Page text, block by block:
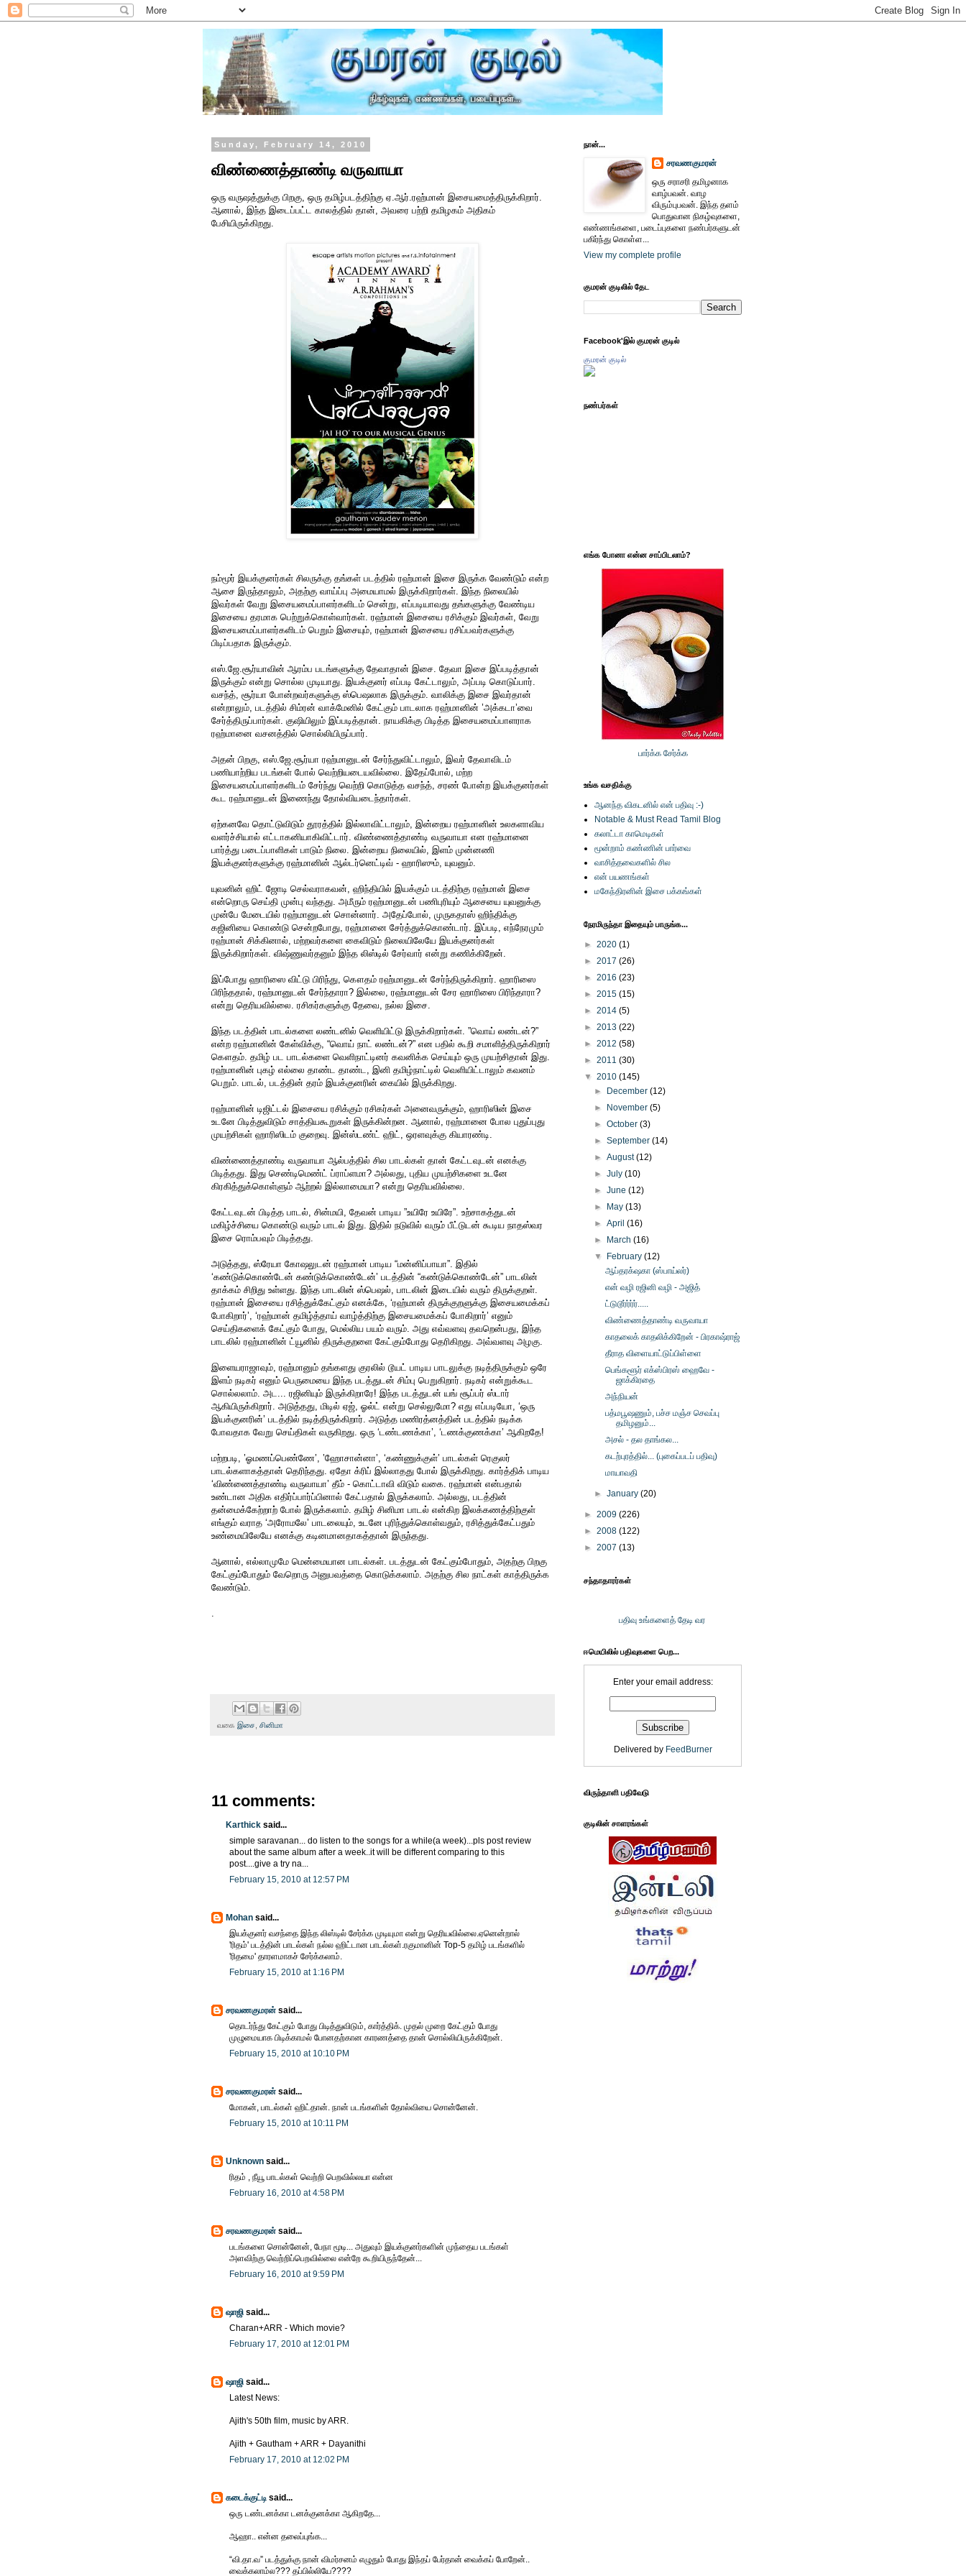
Sunday, February 14, 2010
விண்ணைத்தாண்டி வருவாயா
ஒரு வருஷத்துக்கு பிறகு, ஒரு தமிழ்படத்திற்கு ஏ.ஆர்.ரஹ்மான் இசையமைத்திருக்கிறார்.
ஆனால், இந்த இடைப்பட்ட காலத்தில் தான், அவரை பற்றி தமிழகம் அதிகம்
பேசியிருக்கிறது.
நம்மூர் இயக்குனர்கள் சிலருக்கு தங்கள் படத்தில் ரஹ்மான் இசை இருக்க வேண்டும் என்ற
ஆசை இருந்தாலும், அதற்கு வாய்ப்பு அமையாமல் இருக்கிறார்கள். இந்த நிலையில்
இவர்கள் வேறு இசையமைப்பாளர்களிடம் சென்று, எப்படியாவது தங்களுக்கு வேண்டிய
இசையை தரமாக பெற்றுக்கொள்வார்கள். ரஹ்மான் இசையை ரசிக்கும் இவர்கள், வேறு
இசையமைப்பாளர்களிடம் பெறும் இசையும், ரஹ்மான் இசையை ரசிப்பவர்களுக்கு
பிடிப்பதாக இருக்கும்.
எஸ்.ஜே.சூர்யாவின் ஆரம்ப படங்களுக்கு தேவாதான் இசை. தேவா இசை இப்படித்தான்
இருக்கும் என்று சொல்ல முடியாது. இயக்குனர் எப்படி கேட்டாலும், அப்படி கொடுப்பார்.
வசந்த், சூர்யா போன்றவர்களுக்கு ஸ்பெஷலாக இருக்கும். வாலிக்கு இசை இவர்தான்
என்றாலும், படத்தில் சிம்ரன் வாக்மேனில் கேட்கும் பாடலாக ரஹ்மானின் ’அக்கடா’வை
சேர்த்திருப்பார்கள். குஷியிலும் இப்படித்தான். நாயகிக்கு பிடித்த இசையமைப்பாளராக
ரஹ்மானை வசனத்தில் சொல்லியிருப்பார்.
அதன் பிறகு, எஸ்.ஜே.சூர்யா ரஹ்மானுடன் சேர்ந்துவிட்டாலும், இவர் தேவாவிடம்
பணியாற்றிய படங்கள் போல் வெற்றியடையவில்லை. இதேப்போல், மற்ற
இசையமைப்பாளர்களிடம் சேர்ந்து வெற்றி கொடுத்த வசந்த், சரண் போன்ற இயக்குனர்கள்
கூட ரஹ்மானுடன் இணைந்து தோல்வியடைந்தார்கள்.
ஏற்கனவே தொட்டுவிடும் தூரத்தில் இல்லாவிட்டாலும், இன்றைய ரஹ்மானின் உலகளாவிய
வளர்ச்சியால் எட்டாகனியாகிவிட்டார். விண்ணைத்தாண்டி வருவாயா என ரஹ்மானை
பார்த்து படைப்பாளிகள் பாடும் நிலை. இன்றைய நிலையில், இளம் முன்னணி
இயக்குனர்களுக்கு ரஹ்மானின் ஆல்டர்னெட்டிவ் - ஹாரிஸும், யுவனும்.
யுவனின் ஹிட் ஜோடி செல்வராகவன், ஹிந்தியில் இயக்கும் படத்திற்கு ரஹ்மான் இசை
என்றொரு செய்தி முன்பு வந்தது. அமீரும் ரஹ்மானுடன் பணிபுரியும் ஆசையை யுவனுக்கு
முன்பே மேடையில் ரஹ்மானுடன் சொன்னார். அதேப்போல், முருகதாஸ் ஹிந்திக்கு
கஜினியை கொண்டு சென்றபோது, ரஹ்மானை சேர்த்துக்கொண்டார். இப்படி, எந்நேரமும்
ரஹ்மான் சிக்கினால், மற்றவர்களை கைவிடும் நிலையிலேயே இயக்குனர்கள்
இருக்கிறார்கள். விஷ்ணுவர்தனும் இந்த லிஸ்டில் சேர்வார் என்று கணிக்கிறேன்.
இப்போது ஹாரிஸை விட்டு பிரிந்து, கௌதம் ரஹ்மானுடன் சேர்ந்திருக்கிறார். ஹாரிஸை
பிரிந்ததால், ரஹ்மானுடன் சேர்ந்தாரா? இல்லை, ரஹ்மானுடன் சேர ஹாரிஸை பிரிந்தாரா?
என்று தெரியவில்லை. ரசிகர்களுக்கு தேவை, நல்ல இசை.
இந்த படத்தின் பாடல்களை லண்டனில் வெளியிட்டு இருக்கிறார்கள். ”வொய் லண்டன்?”
என்ற ரஹ்மானின் கேள்விக்கு, “வொய் நாட் லண்டன்?” என பதில் கூறி சமாளித்திருக்கிறார்
கௌதம். தமிழ் பட பாடல்களை வெளிநாட்டினர் கவனிக்க செய்யும் ஒரு முயற்சிதான் இது.
ரஹ்மானின் புகழ் எல்லை தாண்ட தாண்ட, இனி தமிழ்நாட்டில் வெளியிட்டாலும் கவனம்
பெறும். பாடல், படத்தின் தரம் இயக்குனரின் கையில் இருக்கிறது.
ரஹ்மானின் டிஜிட்டல் இசையை ரசிக்கும் ரசிகர்கள் அனைவருக்கும், ஹாரிஸின் இசை
உடனே பிடித்துவிடும் சாத்தியகூறுகள் இருக்கின்றன. ஆனால், ரஹ்மானை போல புதுப்புது
முயற்சிகள் ஹாரிஸிடம் குறைவு. இன்ஸ்டண்ட் ஹிட், ஒரளவுக்கு கியாரண்டி.
விண்ணைத்தாண்டி வருவாயா ஆல்பத்தில் சில பாடல்கள் தான் கேட்டவுடன் எனக்கு
பிடித்தது. இது செண்டிமெண்ட் ப்ராப்ளமா? அல்லது, புதிய முயற்சிகளை உடனே
கிரகித்துக்கொள்ளும் ஆற்றல் இல்லாமையா? என்று தெரியவில்லை.
கேட்டவுடன் பிடித்த பாடல், சின்மயி, தேவன் பாடிய ”உயிரே உயிரே”. உற்சாகத்துடன்
மகிழ்ச்சியை கொண்டு வரும் பாடல் இது. இதில் நடுவில் வரும் பீட்டுடன் கூடிய நாதஸ்வர
இசை ரொம்பவும் பிடித்தது.
அடுத்தது, ஸ்ரேயா கோஷலுடன் ரஹ்மான் பாடிய “மன்னிப்பாயா”. இதில்
‘கண்டுக்கொண்டேன் கண்டுக்கொண்டேன்’ படத்தின் “கண்டுக்கொண்டேன்” பாடலின்
தாக்கம் சிறிது உள்ளது. இந்த பாடலின் ஸ்பெஷல், பாடலின் இடையில் வரும் திருக்குறள்.
ரஹ்மான் இசையை ரசித்துக்கேட்கும் எனக்கே, ‘ரஹ்மான் திருக்குறளுக்கு இசையமைக்கப்
போகிறார்’, ‘ரஹ்மான் தமிழ்த்தாய் வாழ்த்திற்கு இசையமைக்கப் போகிறார்’ எனும்
செய்திகளைக் கேட்கும் போது, மெல்லிய பயம் வரும். அது எவ்வளவு தவறென்பது, இந்த
பாடலில் ரஹ்மானின் ட்யூனில் திருக்குறளை கேட்கும்போது தெரிகிறது. அவ்வளவு அழகு.
இளையராஜாவும், ரஹ்மானும் தங்களது குரலில் டூயட் பாடிய பாடலுக்கு நடித்திருக்கும் ஒரே
இளம் நடிகர் எனும் பெருமையை இந்த படத்துடன் சிம்பு பெறுகிறார். நடிகர் என்றுக்கூட
சொல்லலாம். அட... ரஜினியும் இருக்கிறாரே! இந்த படத்துடன் யங் சூப்பர் ஸ்டார்
ஆகியிருக்கிறார். அடுத்தது, மிடில் ஏஜ், ஓல்ட் என்று செல்லுமோ? எது எப்படியோ, ‘ஒரு
இயக்குனரின்’ படத்தில் நடித்திருக்கிறார். அடுத்த மணிரத்னத்தின் படத்தில் நடிக்க
போவதாக வேறு செய்திகள் வருகிறது. ஒரு ‘டண்டணக்கா’, ‘டணக்குணக்கா’ ஆகிறதே!
மற்றபடி, ’ஓமணப்பெண்ணே’, ’ஹோசான்னா’, ‘கண்ணுக்குள்’ பாடல்கள் ரெகுலர்
பாடல்களாகத்தான் தெரிந்தது. ஏதோ க்ரிப் இல்லாதது போல் இருக்கிறது. கார்த்திக் பாடிய
‘விண்ணைத்தாண்டி வருவாயா’ தீம் - கொட்டாவி விடும் வகை. ரஹ்மான் என்பதால்
உண்டான அதிக எதிர்ப்பார்ப்பினால் கேட்பதால் இருக்கலாம். அல்லது, படத்தின்
தன்மைக்கேற்றாற் போல் இருக்கலாம். தமிழ் சினிமா பாடல் என்கிற இலக்கணத்திற்குள்
எங்கும் வராத ‘அரோமலே’ பாடலையும், உடனே புரிந்துக்கொள்வதும், ரசித்துக்கேட்பதும்
உண்மையிலேயே எனக்கு கடினமானதாகத்தான் இருந்தது.
ஆனால், எல்லாமுமே மென்மையான பாடல்கள். படத்துடன் கேட்கும்போதும், அதற்கு பிறகு
கேட்கும்போதும் வேறொரு அனுபவத்தை கொடுக்கலாம். அதற்கு சில நாட்கள் காத்திருக்க
வேண்டும்.
வகை இசை சினிமா
11 comments:
Karthick said...
simple saravanan... do listen to the songs for a while(a week)...pls post review
about the same album after a week..it will be different comparing to this
post....give a try na...
February 15, 2010 at 12:57 PM
Mohan said...
இயக்குனர் வசந்தை இந்த லிஸ்டில் சேர்க்க முடியுமா என்று தெரியவில்லை.ஏனென்றால்
'ரிதம்' படத்தின் பாடல்கள் நல்ல ஹிட்டான பாடல்கள்.ரகுமானின் Top-5 தமிழ் படங்களில்
'ரிதமை' தாரளமாகச் சேர்க்கலாம்.
February 15, 2010 at 1:16 PM
சரவணகுமரன் said...
தொடர்ந்து கேட்கும் போது பிடித்துவிடும், கார்த்திக். முதல் முறை கேட்கும் போது
முழுமையாக பிடிக்காமல் போனதற்கான காரணத்தை தான் சொல்லியிருக்கிறேன்.
February 15, 2010 at 10:10 PM
சரவணகுமரன் said...
மோகன், பாடல்கள் ஹிட்தான். நான் படங்களின் தோல்வியை சொன்னேன்.
February 15, 2010 at 10:11 PM
Unknown said...
ரிதம் , நீயூ பாடல்கள் வெற்றி பெறவில்லயா என்ன
February 16, 2010 at 4:58 PM
சரவணகுமரன் said...
படங்களை சொன்னேன், பேநா மூடி... அதுவும் இயக்குனர்களின் முந்தைய படங்கள்
அளவிற்கு வெற்றிப்பெறவில்லை என்றே கூறியிருந்தேன்...
February 16, 2010 at 9:59 PM
ஷாஜி said...
Charan+ARR - Which movie?
February 17, 2010 at 12:01 PM
ஷாஜி said...
Latest News:
Ajith's 50th film, music by ARR.
Ajith + Gautham + ARR + Dayanithi
February 17, 2010 at 12:02 PM
கடைக்குட்டி said...
ஒரு டண்டனக்கா டனக்குனக்கா ஆகிறதே...
ஆஹா.. என்ன தலைப்புங்க...
“வி.தா.வ” படத்துக்கு நான் விமர்சனம் எழுதும் போது இந்தப் பேர்தான் வைக்கப் போறேன்..
வைக்கலாம்ல??? தப்பில்லியே????
நான்...
சரவணகுமரன்
ஒரு சராசரி தமிழனாக
வாழ்பவன். வாழ
விரும்புபவன். இந்த தளம்
பொதுவான நிகழ்வுகளை,
எண்ணங்களை, படைப்புகளை நண்பர்களுடன்
பகிர்ந்து கொள்ள...
View my complete profile
குமரன் குடிலில் தேட
Facebook'இல் குமரன் குடில்
குமரன் குடில்
நண்பர்கள்
எங்க போனா என்ன சாப்பிடலாம்?
பார்க்க சேர்க்க
உங்க வசதிக்கு
ஆனந்த விகடனில் என் பதிவு :-)
Notable & Must Read Tamil Blog
கலாட்டா காமெடிகள்
மூன்றாம் கண்ணின் பார்வை
வாசித்தவைகளில் சில
என் பயணங்கள்
மகேந்திரனின் இசை பக்கங்கள்
நேரமிருந்தா இதையும் பாருங்க...
► 2020 (1)
► 2017 (26)
► 2016 (23)
► 2015 (15)
► 2014 (5)
► 2013 (22)
► 2012 (58)
► 2011 (30)
▼ 2010 (145)
►
December(12)
►
November(5)
►October(3)
►September(14)
►August(12)
►July(10)
►June(12)
►
May(13)
►April(16)
►
March(16)
▼
February(12)
ஆப்தரக்‌ஷகா (ஸ்பாய்லர்)
என் வழி ரஜினி வழி - அஜித்
ட்டுடூர்ர்ர்ர்.....
விண்ணைத்தாண்டி வருவாயா
காதலைக் காதலிக்கிறேன் - பிரகாஷ்ராஜ்
தீராத விளையாட்டுப்பிள்ளை
பெங்களூர் எக்ஸ்பிரஸ் ஹைவே -
ஜாக்கிரதை
அந்நியன்
பத்மபூஷணும், பச்ச மஞ்ச செவப்பு
தமிழனும்...
அசல் - தல தாங்கல...
கடற்புரத்தில்... (புகைப்படப் பதிவு)
மாயாவதி
►January(20)
► 2009 (226)
► 2008 (122)
► 2007 (13)
சந்தாதாரர்கள்
பதிவு உங்களைத் தேடி வர
ஈமெயிலில் பதிவுகளை பெற...
Enter your email address:
Delivered by FeedBurner
விருந்தாளி பதிவேடு
குடிலின் சாளரங்கள்